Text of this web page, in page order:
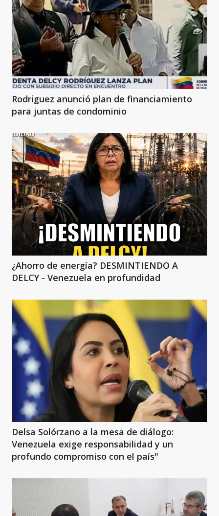
Rodriguez anunció plan de financiamiento
para juntas de condominio
¿Ahorro de energía? DESMINTIENDO A
DELCY - Venezuela en profundidad
Delsa Solórzano a la mesa de diálogo:
Venezuela exige responsabilidad y un
profundo compromiso con el país"